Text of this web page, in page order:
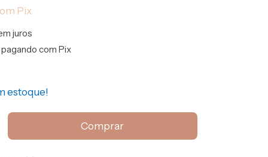
Pix
juros
com Pix
estoque!